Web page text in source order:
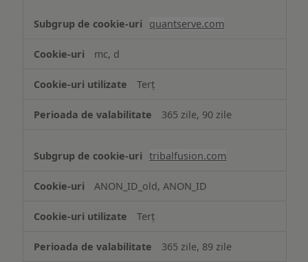
quantserve.com
mc, d
Terț
365 zile, 90 zile
tribalfusion.com
ANON_ID_old, ANON_ID
Terț
365 zile, 89 zile